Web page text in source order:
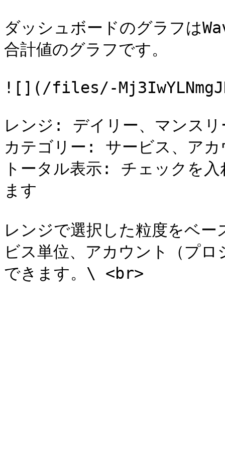
ダッシュボードのグラフは
合計値のグラフです。
![](/files/-
レンジ: デイリー、マンス
カテゴリー: サービス、ア
トータル表示: チェックを
ます
レンジで選択した粒度をベ
ビス単位、アカウント（プ